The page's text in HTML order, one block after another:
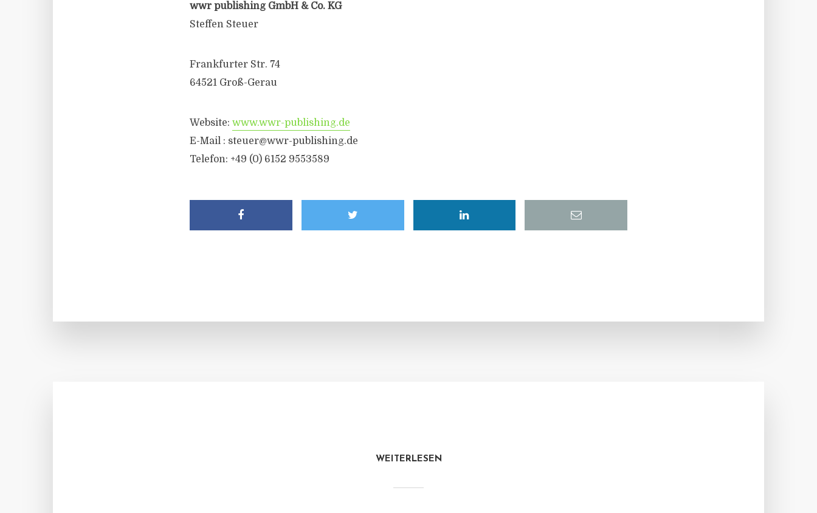
wwr publishing GmbH & Co. KG
Steffen Steuer
Frankfurter Str. 74
64521 Groß-Gerau
Website: www.wwr-publishing.de
E-Mail : steuer@wwr-publishing.de
Telefon: +49 (0) 6152 9553589
WEITERLESEN